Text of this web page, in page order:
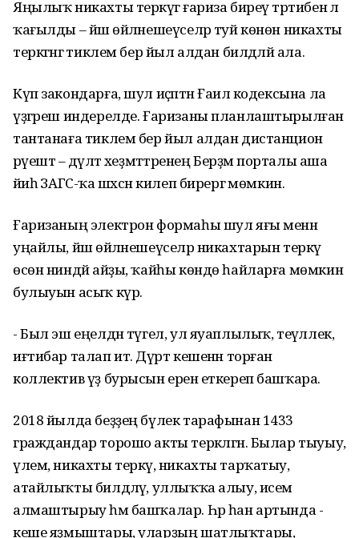
Яңылыҡ никахты теркәүгә ғариза биреү тәртибенә лә
ҡағылды – йәш өйләнешеүселәр туй көнөн никахты
теркәгәнгә тиклем бер йыл алдан билдәләй ала.
Күп закондарға, шул иҫәптән Ғаилә кодексына ла
үҙгәреш индерелде. Ғаризаны планлаштырылған
тантанаға тиклем бер йыл алдан дистанцион
рәүештә – дәүләт хеҙмәттәренең Берҙәм порталы аша
йәиһә ЗАГС-ҡа шәхсән килеп бирергә мөмкин.
Ғаризаның электрон формаһы шул яғы менән
уңайлы, йәш өйләнешеүселәр никахтарын теркәү
өсөн ниндәй айҙы, ҡайһы көндө һайларға мөмкин
булыуын асыҡ күрә.
- Был эш еңелдән түгел, ул яуаплылыҡ, теүәллек,
иғтибар талап итә. Дүрт кешенән торған
коллектив үҙ бурысын еренә еткереп башҡара.
2018 йылда беҙҙең бүлек тарафынан 1433
граждандар торошо акты теркәлгән. Былар тыуыу,
үлем, никахты теркәү, никахты тарҡатыу,
атайлыҡты билдәләү, уллыҡҡа алыу, исем
алмаштырыу һәм башҡалар. Һәр һан артында -
кеше яҙмыштары, уларҙың шатлыҡтары,